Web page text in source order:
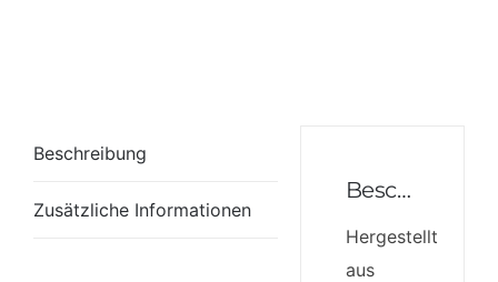
Beschreibung
Zusätzliche Informationen
Beschreibung
Hergestellt
aus